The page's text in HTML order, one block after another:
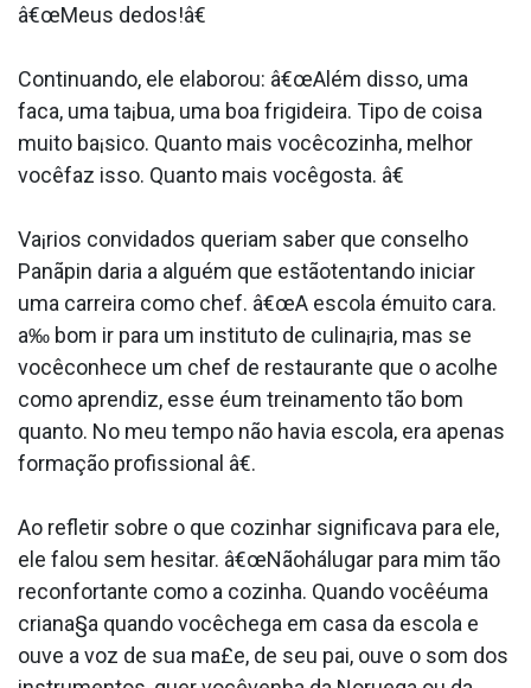
â€œMeus dedos!â€
Continuando, ele elaborou: â€œAlém disso, uma
faca, uma ta¡bua, uma boa frigideira. Tipo de coisa
muito ba¡sico. Quanto mais vocêcozinha, melhor
vocêfaz isso. Quanto mais vocêgosta. â€
Va¡rios convidados queriam saber que conselho
Panãpin daria a alguém que estãotentando iniciar
uma carreira como chef. â€œA escola émuito cara.
a‰ bom ir para um instituto de culina¡ria, mas se
vocêconhece um chef de restaurante que o acolhe
como aprendiz, esse éum treinamento tão bom
quanto. No meu tempo não havia escola, era apenas
formação profissional â€.
Ao refletir sobre o que cozinhar significava para ele,
ele falou sem hesitar. â€œNãohálugar para mim tão
reconfortante como a cozinha. Quando vocêéuma
criana§a quando vocêchega em casa da escola e
ouve a voz de sua ma£e, de seu pai, ouve o som dos